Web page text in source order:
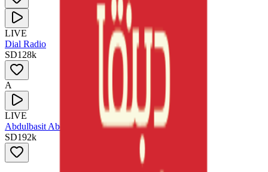
LIVE
Dial Radio
SD128k
A
LIVE
Abdulbasit Abdulsamad
SD192k